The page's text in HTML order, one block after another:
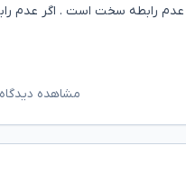
عدم رابطه سخت است . اگر عدم
مشاهده